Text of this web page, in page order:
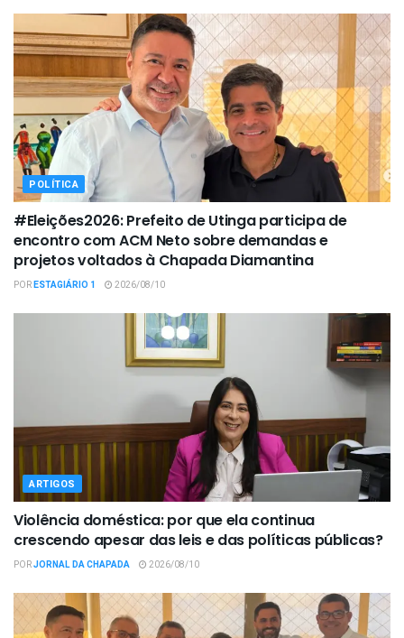
POLÍTICA
#Eleições2026: Prefeito de Utinga participa de
encontro com ACM Neto sobre demandas e
projetos voltados à Chapada Diamantina
PORESTAGIÁRIO 1 2026/08/10
ARTIGOS
Violência doméstica: por que ela continua
crescendo apesar das leis e das políticas públicas?
PORJORNAL DA CHAPADA 2026/08/10